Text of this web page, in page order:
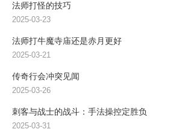
法师打怪的技巧
2025-03-23
法师打牛魔寺庙还是赤月更好
2025-03-21
传奇行会冲突见闻
2025-03-26
刺客与战士的战斗：手法操控定胜负
2025-03-31